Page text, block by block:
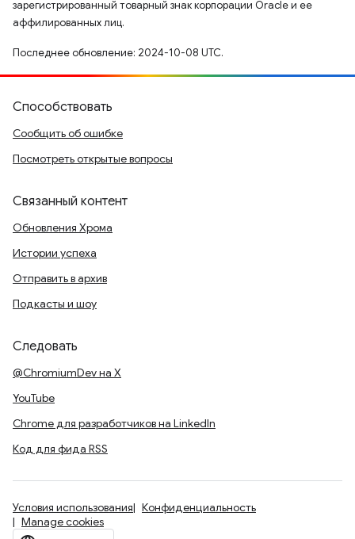
зарегистрированный товарный знак корпорации Oracle и ее
аффилированных лиц.
Последнее обновление: 2024-10-08 UTC.
Способствовать
Сообщить об ошибке
Посмотреть открытые вопросы
Связанный контент
Обновления Хрома
Истории успеха
Отправить в архив
Подкасты и шоу
Следовать
@ChromiumDev на X
YouTube
Chrome для разработчиков на LinkedIn
Код для фида RSS
Условия использования
Конфиденциальность
Manage cookies